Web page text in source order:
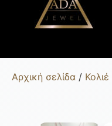
Αρχική σελίδα / Κολιέ